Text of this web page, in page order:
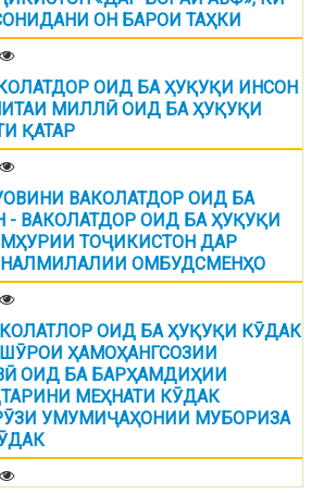
ОН БАРОИ ТАҲКИ
ОИД БА ҲУҚУҚИ ИНСОН
МИЛЛӢ ОИД БА ҲУҚУҚИ
ҚАТАР
ВАКОЛАТДОР ОИД БА
- ВАКОЛАТДОР ОИД БА ҲУҚУҚИ
ТОҶИКИСТОН ДАР
ОМБУДСМЕНҲО
ОИД БА ҲУҚУҚИ КӮДАК
ҲАМОҲАНГСОЗИИ
ОИД БА БАРҲАМДИҲИИ
МЕҲНАТИ КӮДАК
УМУМИҶАҲОНИИ МУБОРИЗА